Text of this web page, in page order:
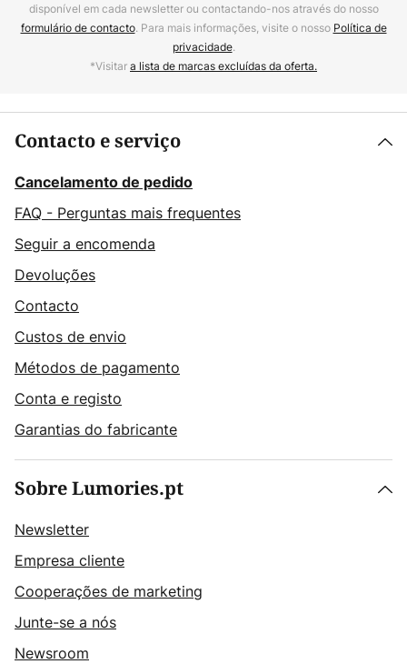
disponível em cada newsletter ou contactando-nos através do nosso
formulário de contacto. Para mais informações, visite o nosso Política de
privacidade.
*Visitara lista de marcas excluídas da oferta.
Contacto e serviço
Cancelamento de pedido
FAQ - Perguntas mais frequentes
Seguir a encomenda
Devoluções
Contacto
Custos de envio
Métodos de pagamento
Conta e registo
Garantias do fabricante
Sobre Lumories.pt
Newsletter
Empresa cliente
Cooperações de marketing
Junte-se a nós
Newsroom